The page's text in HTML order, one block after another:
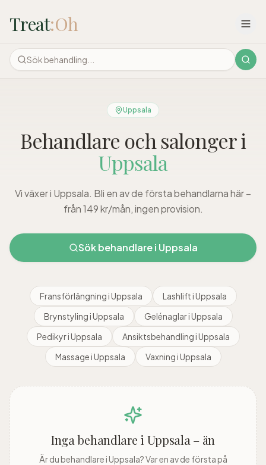
Treat:Oh
Uppsala
Behandlare och salonger i
Uppsala
Vi växer i Uppsala. Bli en av de första behandlarna här –
från 149 kr/mån, ingen provision.
Sök behandlare i Uppsala
FransförlängningiUppsala LashliftiUppsala
BrynstylingiUppsala GelénaglariUppsala
PedikyriUppsala AnsiktsbehandlingiUppsala
MassageiUppsala VaxningiUppsala
Inga behandlare i Uppsala – än
Är du behandlare iUppsala? Var en av de första på